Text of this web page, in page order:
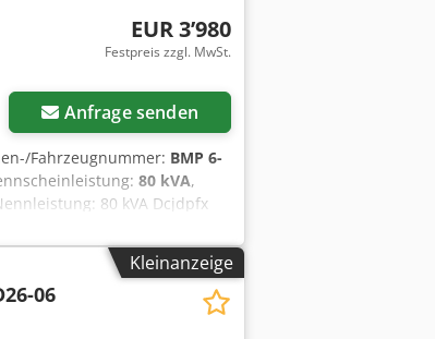
EUR 3’980
Festpreis zzgl. MwSt.
Anfrage senden
Fahrzeugnummer: BMP 6-
80 kVA,
80 kVA Dcjdpfx
Gewicht ohne Schaltschrank:
Kleinanzeige
06